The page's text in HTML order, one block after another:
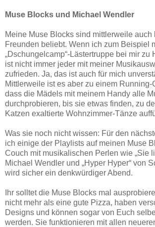
Muse Blocks und Michael Wendler
Meine Muse Blocks sind mittlerweile auch
Freunden beliebt. Wenn ich zum Beispiel
„Dschungelcamp“-Lästertruppe bei mir zu
ist nicht immer jeder mit meiner
zufrieden. Ja, das ist auch für mich
Mittlerweile ist es aber zu einem Running-
dass die Mädels mit meinem Handy alle
durchprobieren, bis sie etwas finden, zu
Katzen exaltierte Wohnzimmer-Tänze
Was sie noch nicht wissen: Für den
ich einige der Playlists auf meinen Muse
Couch mit musikalischen Perlen wie „Sie
Michael Wendler und „Hyper Hyper“ von
wird sicher ein denkwürdiger Abend.
Ihr solltet die Muse Blocks mal
nicht mehr als eine gute Pizza, haben
Designs und können sogar von Euch
werden. Sie funktionieren mit allen